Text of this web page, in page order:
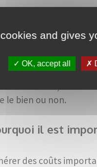
entre les héritiers
dit, chacun
le bien ou non.
il est
des coûts
and gives
OK, accept all